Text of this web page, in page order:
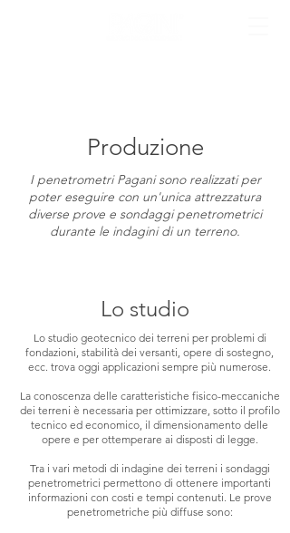
Produzione
I penetrometri Pagani sono realizzati per
poter eseguire con un'unica attrezzatura
diverse prove e sondaggi penetrometrici
durante le indagini di un terreno.
Lo studio
Lo studio geotecnico dei terreni per problemi di
fondazioni, stabilità dei versanti, opere di sostegno,
ecc. trova oggi applicazioni sempre più numerose.
La conoscenza delle caratteristiche fisico-meccaniche
dei terreni è necessaria per ottimizzare, sotto il profilo
tecnico ed economico, il dimensionamento delle
opere e per ottemperare ai disposti di legge.
Tra i vari metodi di indagine dei terreni i sondaggi
penetrometrici permettono di ottenere importanti
informazioni con costi e tempi contenuti. Le prove
penetrometriche più diffuse sono: